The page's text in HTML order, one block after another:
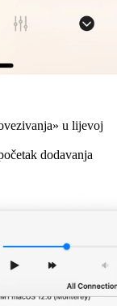
u lijevoj
dodavanja